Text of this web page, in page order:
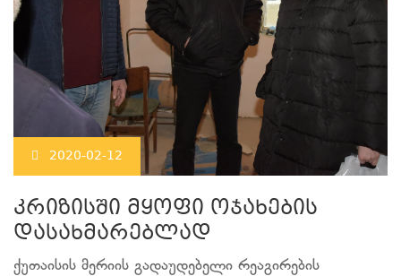
2020-02-12
კრიზისში მყოფი ოჯახების
დასახმარებლად
ქუთაისის მერიის გადაუდებელი რეაგირების